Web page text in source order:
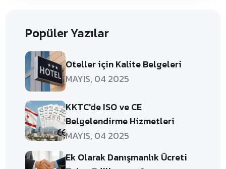
Popüler Yazılar
Oteller için Kalite Belgeleri
MAYIS, 04 2025
KKTC'de ISO ve CE
Belgelendirme Hizmetleri
MAYIS, 04 2025
Ek Olarak Danışmanlık Ücreti